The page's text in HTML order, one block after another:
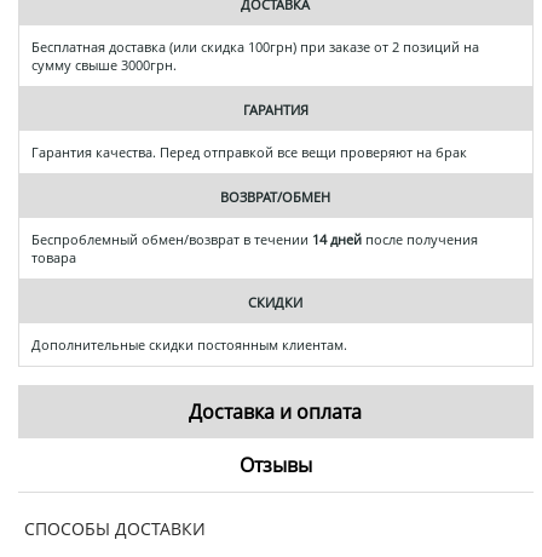
ДОСТАВКА
Бесплатная доставка (или скидка 100грн) при заказе от 2 позиций на
сумму свыше 3000грн.
ГАРАНТИЯ
Гарантия качества. Перед отправкой все вещи проверяют на брак
ВОЗВРАТ/ОБМЕН
Беспроблемный обмен/возврат в течении 14 дней после получения
товара
СКИДКИ
Дополнительные скидки постоянным клиентам.
Доставка и оплата
Отзывы
СПОСОБЫ ДОСТАВКИ